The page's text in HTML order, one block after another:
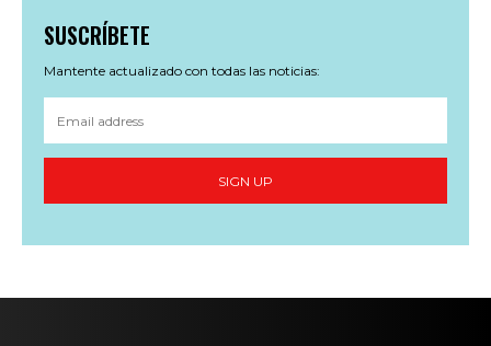
SUSCRÍBETE
Mantente actualizado con todas las noticias:
SIGN UP